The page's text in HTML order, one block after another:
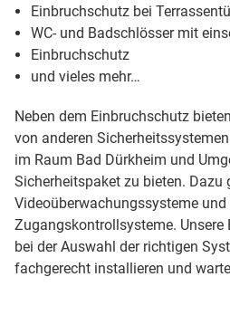
Einbruchschutz bei
WC- und Badschlösser mit
Einbruchschutz
und vieles mehr…
Neben dem Einbruchschutz
von anderen
im Raum Bad Dürkheim und
Sicherheitspaket zu bieten. Dazu
Videoüberwachungssysteme und
Zugangskontrollsysteme. Unsere
bei der Auswahl der richtigen
fachgerecht installieren und